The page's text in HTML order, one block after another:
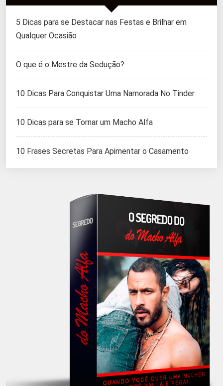
5 Dicas para se Destacar nas Festas e Brilhar em
Qualquer Ocasião
O que é o Mestre da Sedução?
10 Dicas Para Conquistar Uma Namorada No Tinder
10 Dicas para se Tornar um Macho Alfa
10 Frases Secretas Para Apimentar o Casamento